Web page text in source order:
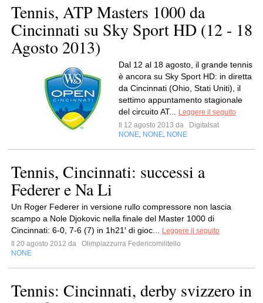
Tennis, ATP Masters 1000 da
Cincinnati su Sky Sport HD (12 - 18
Agosto 2013)
Dal 12 al 18 agosto, il grande tennis
è ancora su Sky Sport HD: in diretta
da Cincinnati (Ohio, Stati Uniti), il
settimo appuntamento stagionale
del circuito AT...
Leggere il seguito
Il 12 agosto 2013 da
Digitalsat
NONE NONE NONE
Tennis, Cincinnati: successi a
Federer e Na Li
Un Roger Federer in versione rullo compressore non lascia
scampo a Nole Djokovic nella finale del Master 1000 di
Cincinnati: 6-0, 7-6 (7) in 1h21′ di gioc...
Leggere il seguito
Il 20 agosto 2012 da
Olimpiazzurra Federicomilitello
NONE
Tennis: Cincinnati, derby svizzero in